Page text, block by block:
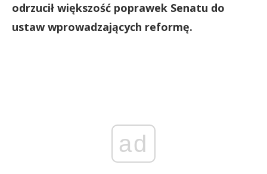
odrzucił większość poprawek Senatu do
ustaw wprowadzających reformę.
ad